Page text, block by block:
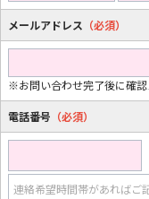
メールアドレス （必須）
※お問い合わせ完了後に確認
電話番号 （必須）
連絡希望時間帯があればご